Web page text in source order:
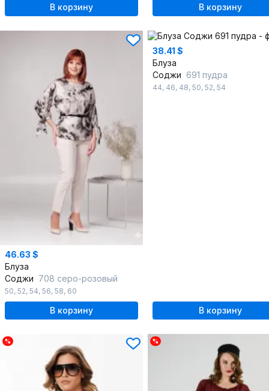
В корзину В корзину
46.63 $
Блуза
Соджи 708 серо-розовый
50, 52, 54, 56, 58, 60
В корзину
38.41 $
Блуза
Соджи 691 пудра
44, 46, 48, 50, 52, 54
В корзину
% %